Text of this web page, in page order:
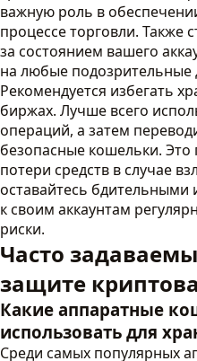
важную роль в
процессе торговли. Также
за состоянием вашего
на любые подозрительные
Рекомендуется избегать
биржах. Лучше всего
операций, а затем
безопасные кошельки.
потери средств в случае
оставайтесь бдительными
к своим аккаунтам
риски.
Часто
защите
Какие аппаратные
использовать для
Среди самых популярных